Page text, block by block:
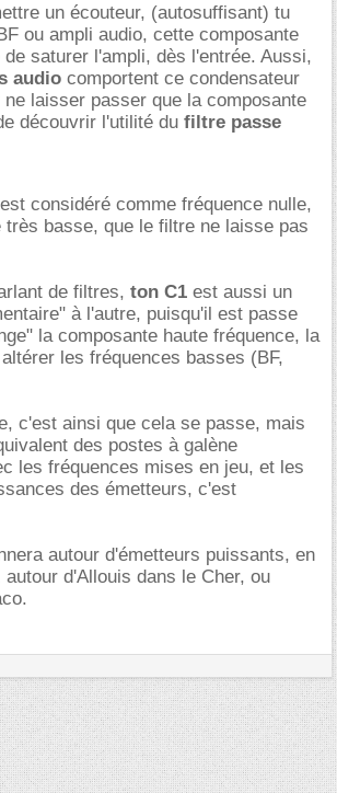
un écouteur, (autosuffisant) tu
ou ampli audio, cette composante
saturer l'ampli, dès l'entrée. Aussi,
audio comportent ce condensateur
laisser passer que la composante
découvrir l'utilité du filtre passe
considéré comme fréquence nulle,
très basse, que le filtre ne laisse pas
de filtres, ton C1 est aussi un
à l'autre, puisqu'il est passe
la composante haute fréquence, la
les fréquences basses (BF,
c'est ainsi que cela se passe, mais
des postes à galène
les fréquences mises en jeu, et les
des émetteurs, c'est
autour d'émetteurs puissants, en
autour d'Allouis dans le Cher, ou